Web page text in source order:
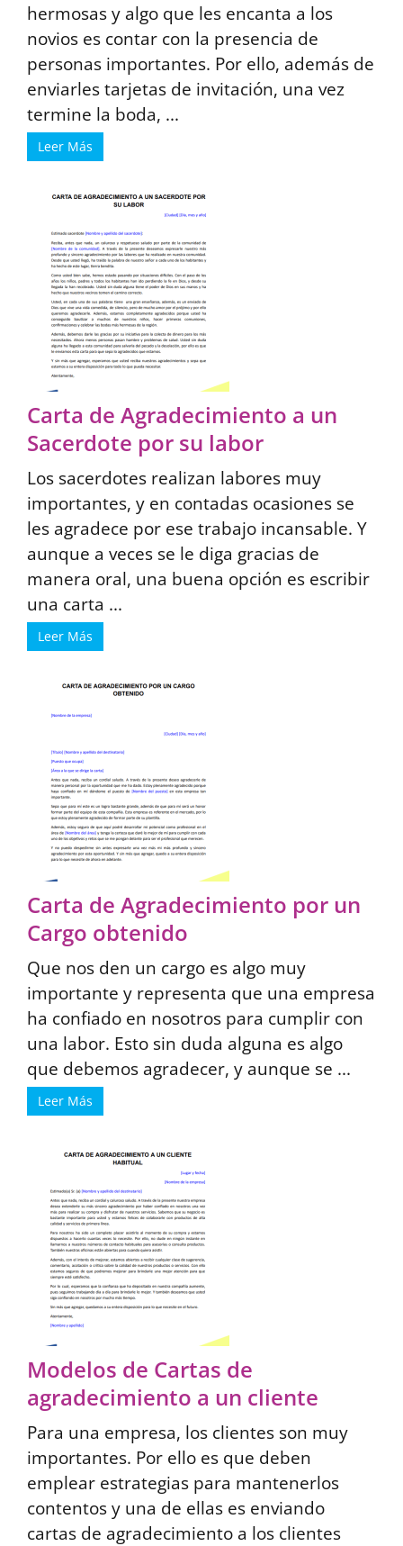
hermosas y algo que les encanta a los
novios es contar con la presencia de
personas importantes. Por ello, además de
enviarles tarjetas de invitación, una vez
termine la boda, ...
Leer Más
Carta de Agradecimiento a un
Sacerdote por su labor
Los sacerdotes realizan labores muy
importantes, y en contadas ocasiones se
les agradece por ese trabajo incansable. Y
aunque a veces se le diga gracias de
manera oral, una buena opción es escribir
una carta ...
Leer Más
Carta de Agradecimiento por un
Cargo obtenido
Que nos den un cargo es algo muy
importante y representa que una empresa
ha confiado en nosotros para cumplir con
una labor. Esto sin duda alguna es algo
que debemos agradecer, y aunque se ...
Leer Más
Modelos de Cartas de
agradecimiento a un cliente
Para una empresa, los clientes son muy
importantes. Por ello es que deben
emplear estrategias para mantenerlos
contentos y una de ellas es enviando
cartas de agradecimiento a los clientes